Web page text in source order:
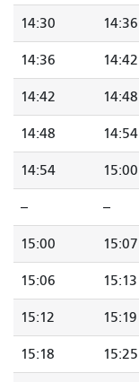
14:30 14:36
14:36 14:42
14:42 14:48
14:48 14:54
14:54 15:00
-- --
15:00 15:07
15:06 15:13
15:12 15:19
15:18 15:25